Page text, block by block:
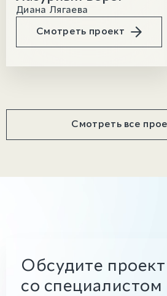
Диана Лягаева
Смотреть проект
Смотреть все
Обсудите проект
со специалистом